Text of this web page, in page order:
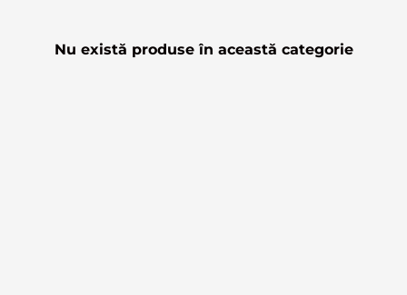
Nu există produse în această categorie